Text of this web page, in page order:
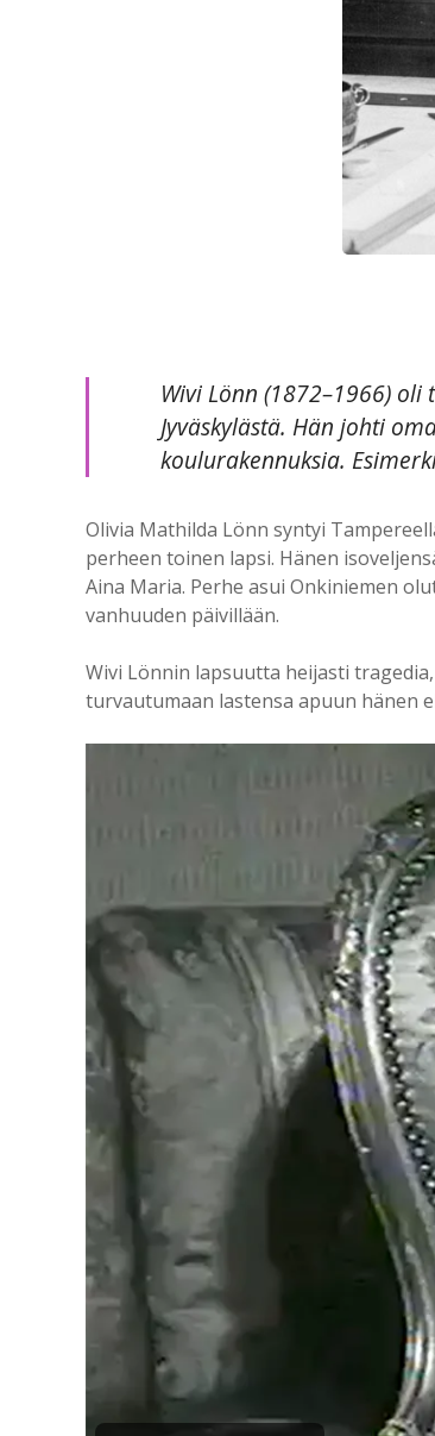
Wivi Lönn (1872–1966)
Jyväskylästä. Hän johti
koulurakennuksia.
Olivia Mathilda Lönn syntyi
perheen toinen lapsi. Hänen
Aina Maria. Perhe asui Onkiniemen
vanhuuden päivillään.
Wivi Lönnin lapsuutta heijasti
turvautumaan lastensa apuun hänen